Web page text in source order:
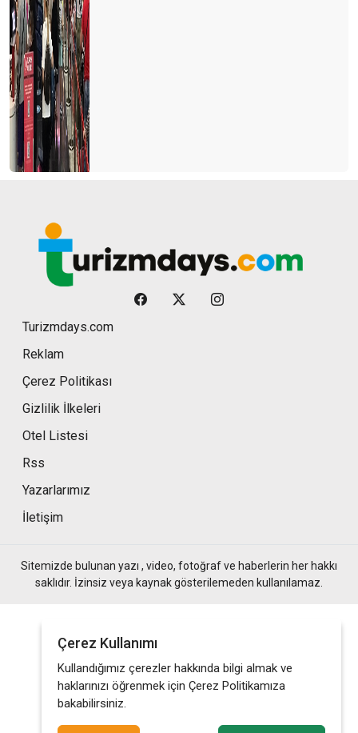
Turizmdays.com
Reklam
Çerez Politikası
Gizlilik İlkeleri
Otel Listesi
Rss
Yazarlarımız
İletişim
Sitemizde bulunan yazı , video, fotoğraf ve haberlerin her hakkı
saklıdır. İzinsiz veya kaynak gösterilemeden kullanılamaz.
Çerez Kullanımı
Kullandığımız çerezler hakkında bilgi almak ve
haklarınızı öğrenmek için Çerez Politikamıza
bakabilirsiniz.